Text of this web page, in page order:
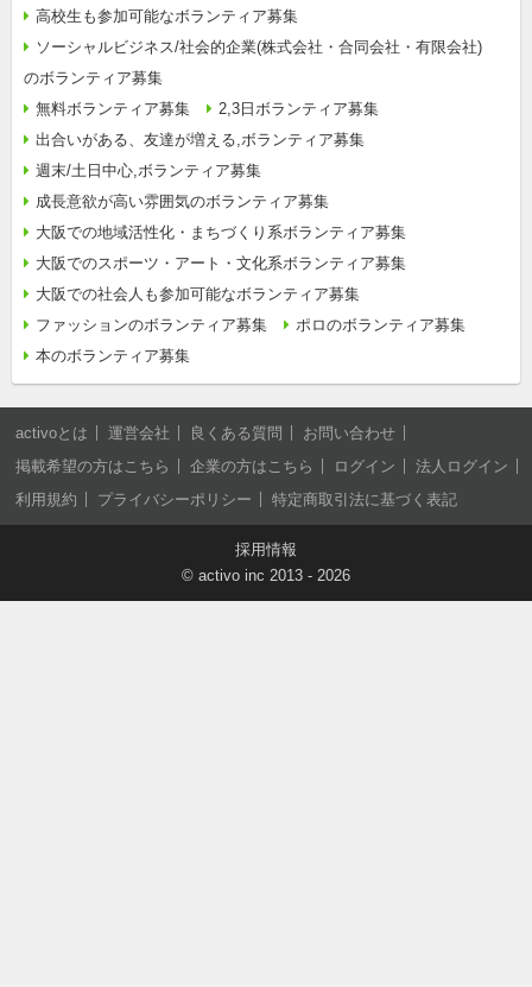
高校生も参加可能なボランティア募集
ソーシャルビジネス/社会的企業(株式会社・合同会社・有限会社)
のボランティア募集
無料ボランティア募集
2,3日ボランティア募集
出合いがある、友達が増える,ボランティア募集
週末/土日中心,ボランティア募集
成長意欲が高い雰囲気のボランティア募集
大阪での地域活性化・まちづくり系ボランティア募集
大阪でのスポーツ・アート・文化系ボランティア募集
大阪での社会人も参加可能なボランティア募集
ファッションのボランティア募集
ポロのボランティア募集
本のボランティア募集
activoとは 運営会社 良くある質問
お問い合わせ
掲載希望の方はこちら
企業の方はこちら ログイン
法人ログイン
利用規約
プライバシーポリシー 特定商取引法に基づく表記
採用情報
© activo inc 2013 - 2026